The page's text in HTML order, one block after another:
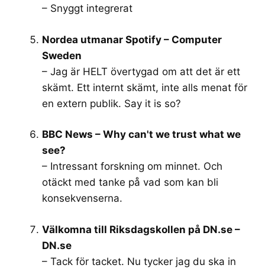
– Snyggt integrerat
Nordea utmanar Spotify – Computer
Sweden
– Jag är HELT övertygad om att det är ett
skämt. Ett internt skämt, inte alls menat för
en extern publik. Say it is so?
BBC News – Why can't we trust what we
see?
– Intressant forskning om minnet. Och
otäckt med tanke på vad som kan bli
konsekvenserna.
Välkomna till Riksdagskollen på DN.se –
DN.se
– Tack för tacket. Nu tycker jag du ska in